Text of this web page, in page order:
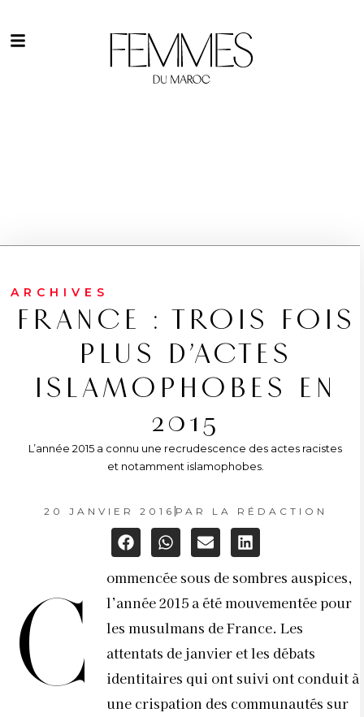
ARCHIVES
FRANCE : TROIS FOIS
PLUS D’ACTES
ISLAMOPHOBES EN
2015
L’année 2015 a connu une recrudescence des actes racistes
et notamment islamophobes.
20 JANVIER 2016 PAR LA RÉDACTION
C
ommencée sous de sombres auspices,
l’année 2015 a été mouvementée pour
les musulmans de France. Les
attentats de janvier et les débats
identitaires qui ont suivi ont conduit à
une crispation des communautés sur